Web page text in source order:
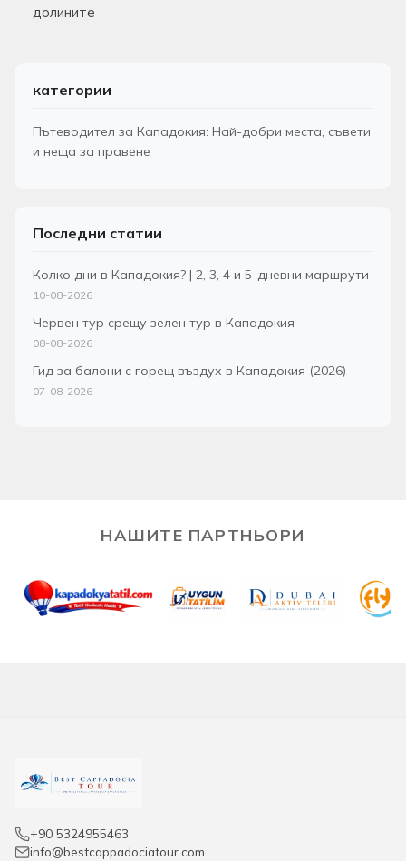
долините
категории
Пътеводител за Кападокия: Най-добри места, съвети
и неща за правене
Последни статии
Колко дни в Кападокия? | 2, 3, 4 и 5-дневни маршрути
10-08-2026
Червен тур срещу зелен тур в Кападокия
08-08-2026
Гид за балони с горещ въздух в Кападокия (2026)
07-08-2026
НАШИТЕ ПАРТНЬОРИ
+90 5324955463
info@bestcappadociatour.com